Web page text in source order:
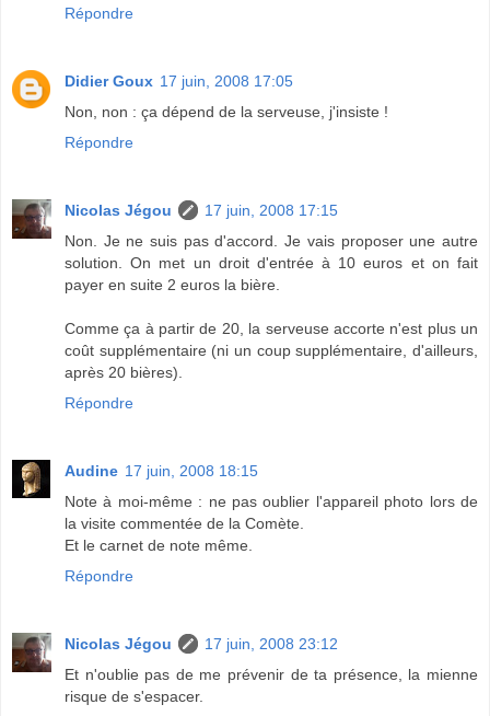
Répondre
Didier Goux 17 juin, 2008 17:05
Non, non : ça dépend de la serveuse, j'insiste !
Répondre
Nicolas Jégou
17 juin, 2008 17:15
Non. Je ne suis pas d'accord. Je vais proposer une autre
solution. On met un droit d'entrée à 10 euros et on fait
payer en suite 2 euros la bière.
Comme ça à partir de 20, la serveuse accorte n'est plus un
coût supplémentaire (ni un coup supplémentaire, d'ailleurs,
après 20 bières).
Répondre
Audine 17 juin, 2008 18:15
Note à moi-même : ne pas oublier l'appareil photo lors de
la visite commentée de la Comète.
Et le carnet de note même.
Répondre
Nicolas Jégou
17 juin, 2008 23:12
Et n'oublie pas de me prévenir de ta présence, la mienne
risque de s'espacer.